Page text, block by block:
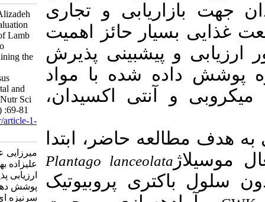
و تجاری
حائز اهمیت
پذیرش
با مواد
اکسیدان،
حاضر، ابتدا
Plantago
پروبیوتیک
Mirzaei A, Abdoshahi A, Alizadeh
Behbahani B, Falah F. Evaluation
of Consumer Acceptance of Lamb
Meat Coated With Plantago
lanceolata Mucilage Containing the
Probiotic Bacterium
Lacticaseibacillus rhamnosus
CWKu-12: An Experimental and
Modeling Study. Iranian J Nutr Sci
Food Technol 2025; 20 (2) :69-81
URL:http://nsft.sbmu.ac.ir/article-1-
3967-fa.html
میرزایی عباس، عبدشاهی عباس،
علیزاده بهبهانی بهروز، فلاح فرشته.
ارزیابی پذیرش مصرف‌ گوشت بره
پوشش دهی شده با موسیلاژ بارهنگ
سرنیزه ای حاوی باکتری پروبیوتیک